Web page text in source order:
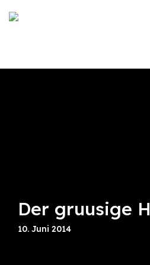
Inhalt
Der gruusige
10. Juni 2014